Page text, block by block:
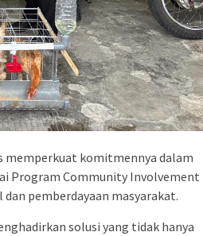
komitmennya dalam
Program Community Involvement
pemberdayaan masyarakat.
solusi yang tidak hanya